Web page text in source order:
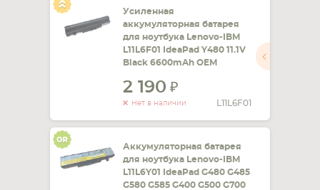
Усиленная
аккумуляторная батарея
для ноутбука Lenovo-IBM
L11L6F01 IdeaPad Y480 11.1V
Black 6600mAh OEM
2 190
Нет в наличии L11L6F01
Аккумуляторная батарея
для ноутбука Lenovo-IBM
L11L6Y01 IdeaPad G480 G485
G580 G585 G400 G500 G700